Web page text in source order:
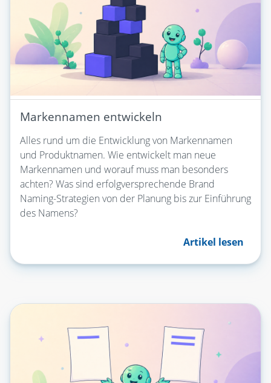
Markennamen entwickeln
Alles rund um die Entwicklung von Markennamen
und Produktnamen. Wie entwickelt man neue
Markennamen und worauf muss man besonders
achten? Was sind erfolgversprechende Brand
Naming-Strategien von der Planung bis zur Einführung
des Namens?
Artikel lesen